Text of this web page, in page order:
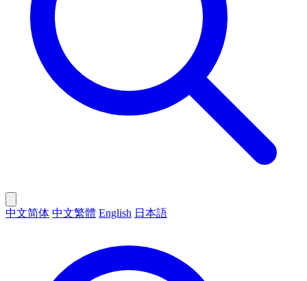
中文简体 中文繁體 English 日本語